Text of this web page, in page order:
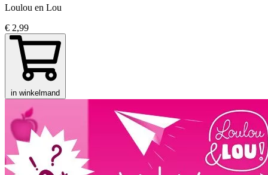
Loulou en Lou
€ 2,99
in winkelmand